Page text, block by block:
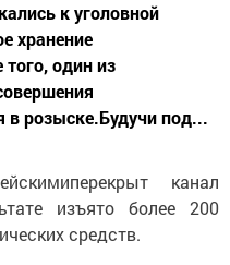
к уголовной
хранение
того, один из
в розыске.Будучи под...
канал
изъято более 200
средств.